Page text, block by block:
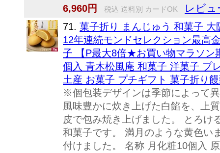
6,960円
税込 送料別 カードOK レビュ
71. 菓子折り まんじゅう 和菓子
12年連続モンドセレクション最高
子 【P最大8倍★お買い物マラソン
個入 青木松風庵 和菓子 洋菓子 プ
土産 お菓子 プチギフト 菓子折り
※個包装デザインは季節によって
風味豊かに炊き上げた白餡を、上
皮で包み焼き上げました。 とろけ
和菓子です。 満月のような黄色い
付けました。 名称 月化粧10個入